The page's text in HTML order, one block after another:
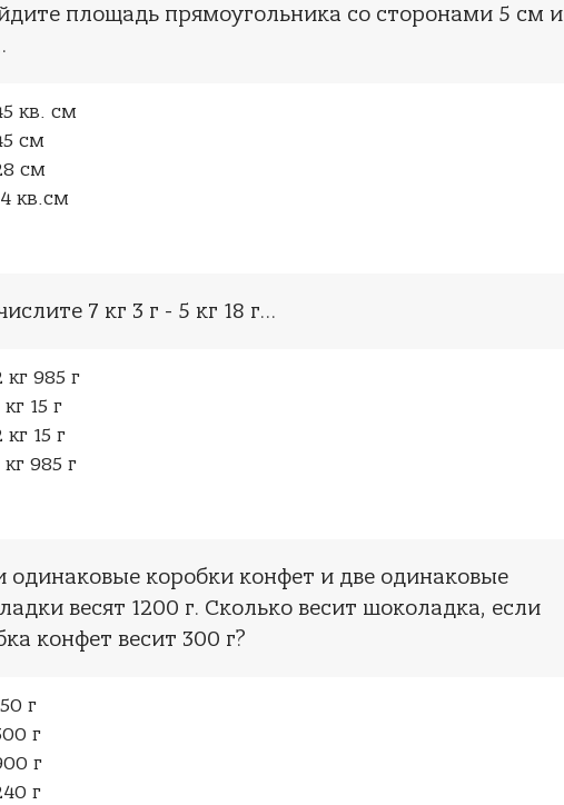
площадь прямоугольника со сторонами 5 см и
кв. см
см
см
кв.см
7 кг 3 г - 5 кг 18 г…
кг 985 г
кг 15 г
кг 15 г
кг 985 г
одинаковые коробки конфет и две одинаковые
весят 1200 г. Сколько весит шоколадка, если
конфет весит 300 г?
г
г
г
г